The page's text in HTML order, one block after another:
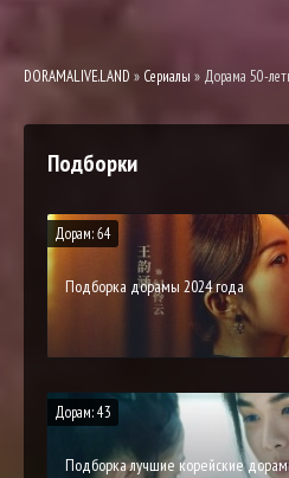
DORAMALIVE.LAND » Сериалы » Дорама 50-
Подборки
Дорам: 64
Подборка дорамы 2024 года
Дорам: 43
Подборка лучшие корейские